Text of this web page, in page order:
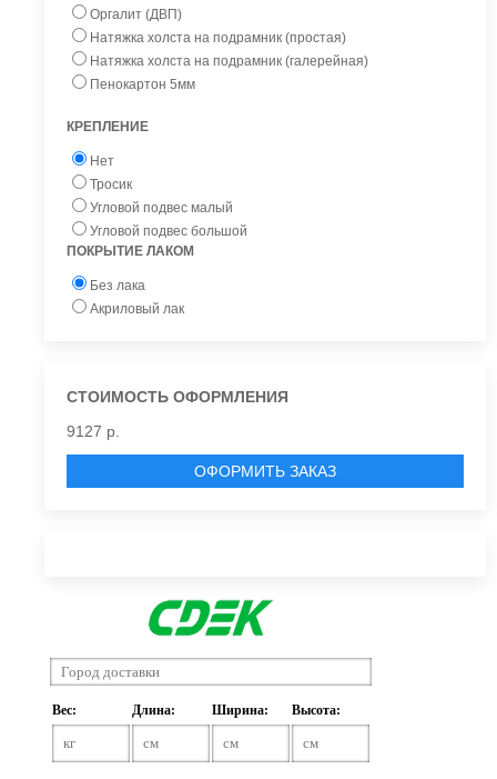
Оргалит (ДВП)
Натяжка холста на подрамник (простая)
Натяжка холста на подрамник (галерейная)
Пенокартон 5мм
КРЕПЛЕНИЕ
Нет
Тросик
Угловой подвес малый
Угловой подвес большой
ПОКРЫТИЕ ЛАКОМ
Без лака
Акриловый лак
СТОИМОСТЬ ОФОРМЛЕНИЯ
9127 р.
ОФОРМИТЬ ЗАКАЗ